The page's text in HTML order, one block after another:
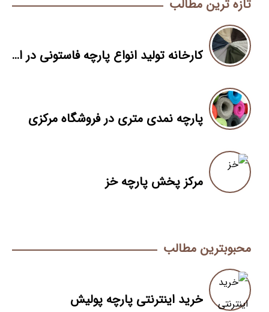
تازه ترین مطالب
کارخانه تولید انواع پارچه فاستونی در ایران
پارچه نمدی متری در فروشگاه مرکزی
مرکز پخش پارچه خز
محبوبترین مطالب
خرید اینترنتی پارچه پولیش